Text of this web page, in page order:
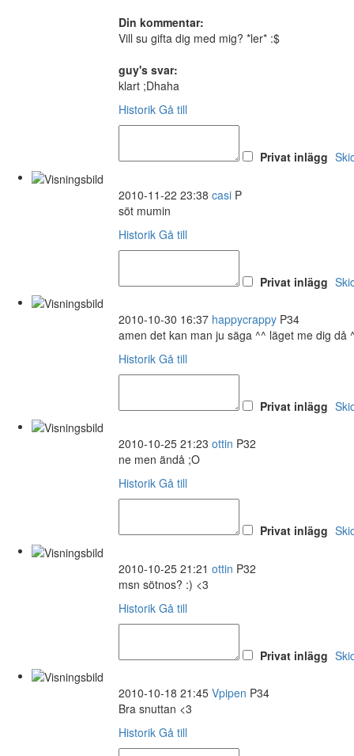
Din kommentar:
Vill su gifta dig med mig? *ler* :$
guy's svar:
klart ;Dhaha
Historik Gå till
Privat inlägg
2010-11-22 23:38 casi P
söt mumin
Historik Gå till
Privat inlägg
2010-10-30 16:37 happycrappy P34
amen det kan man ju säga ^^ läget me dig då
Historik Gå till
Privat inlägg
2010-10-25 21:23 ottin P32
ne men ändå ;O
Historik Gå till
Privat inlägg
2010-10-25 21:21 ottin P32
msn sötnos? :) <3
Historik Gå till
Privat inlägg
2010-10-18 21:45 Vpipen P34
Bra snuttan <3
Historik Gå till